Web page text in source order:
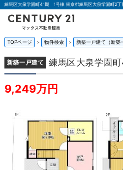
TOPページ 物件検索 新築一戸建て（新築
新築一戸建て 練馬区大泉学園
9,249万円